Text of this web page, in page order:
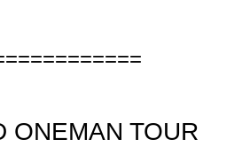
ONEMAN TOUR